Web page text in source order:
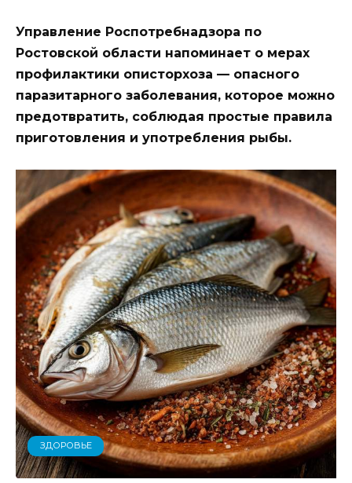
Управление Роспотребнадзора по
Ростовской области напоминает о мерах
профилактики описторхоза — опасного
паразитарного заболевания, которое можно
предотвратить, соблюдая простые правила
приготовления и употребления рыбы.
ЗДОРОВЬЕ